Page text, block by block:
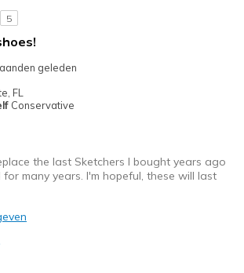
Feels true to width
Feels true to size
5
geleden
FL
Conservative
the last Sketchers I bought years ago
many years. I'm hopeful, these will last